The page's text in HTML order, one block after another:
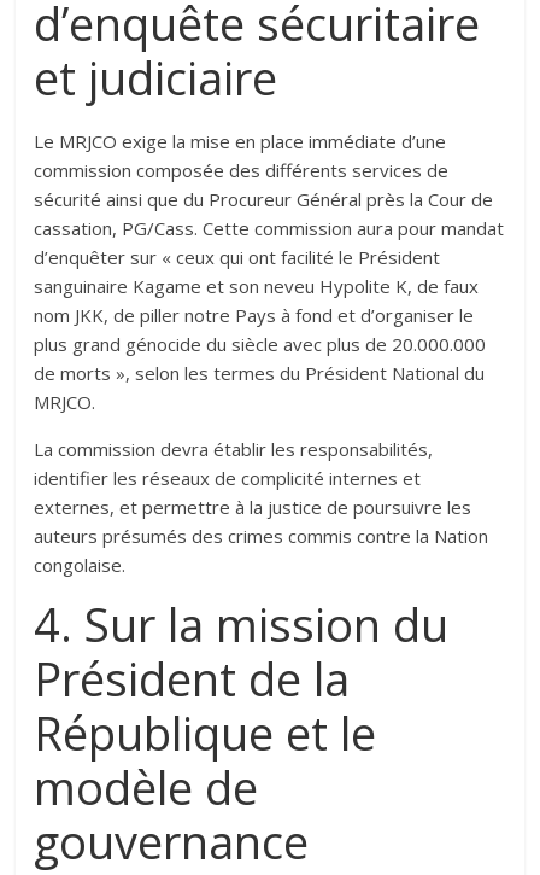
d’enquête sécuritaire
et judiciaire‎‎
Le MRJCO exige la mise en place immédiate d’une
commission composée des différents services de
sécurité ainsi que du Procureur Général près la Cour de
cassation, PG/Cass. Cette commission aura pour mandat
d’enquêter sur « ceux qui ont facilité le Président
sanguinaire Kagame et son neveu Hypolite K, de faux
nom JKK, de piller notre Pays à fond et d’organiser le
plus grand génocide du siècle avec plus de 20.000.000
de morts », selon les termes du Président National du
MRJCO.
La commission devra établir les responsabilités,
identifier les réseaux de complicité internes et
externes, et permettre à la justice de poursuivre les
auteurs présumés des crimes commis contre la Nation
congolaise.‎‎
4. Sur la mission du
Président de la
République et le
modèle de
gouvernance